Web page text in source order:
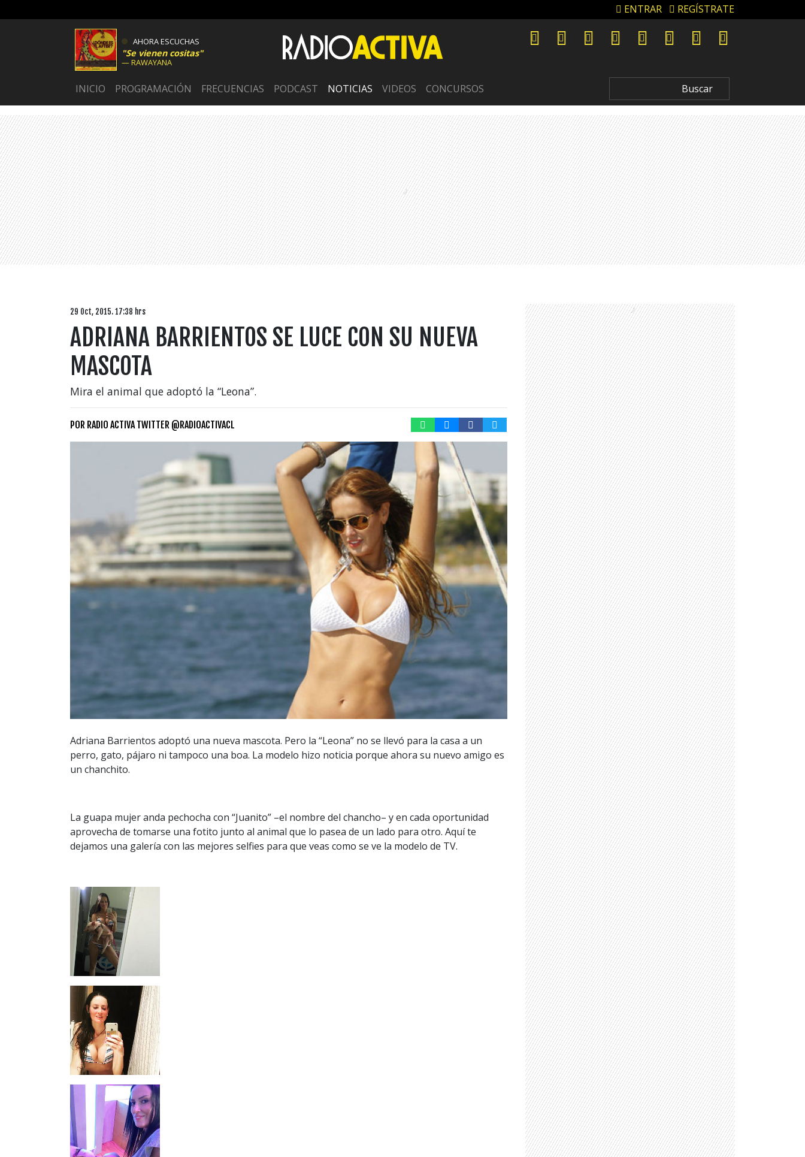
ENTRAR REGÍSTRATE
AHORA ESCUCHAS
Se vienen cositas
RAWAYANA
INICIO PROGRAMACIÓN FRECUENCIAS PODCAST NOTICIAS VIDEOS CONCURSOS
29 Oct, 2015. 17:38 hrs
ADRIANA BARRIENTOS SE LUCE CON SU NUEVA
MASCOTA
Mira el animal que adoptó la “Leona”.
POR RADIO ACTIVA TWITTER @RADIOACTIVACL
Adriana Barrientos adoptó una nueva mascota. Pero la “Leona” no se llevó para la casa a un
perro, gato, pájaro ni tampoco una boa. La modelo hizo noticia porque ahora su nuevo amigo es
un chanchito.
La guapa mujer anda pechocha con “Juanito” –el nombre del chancho– y en cada oportunidad
aprovecha de tomarse una fotito junto al animal que lo pasea de un lado para otro. Aquí te
dejamos una galería con las mejores selfies para que veas como se ve la modelo de TV.